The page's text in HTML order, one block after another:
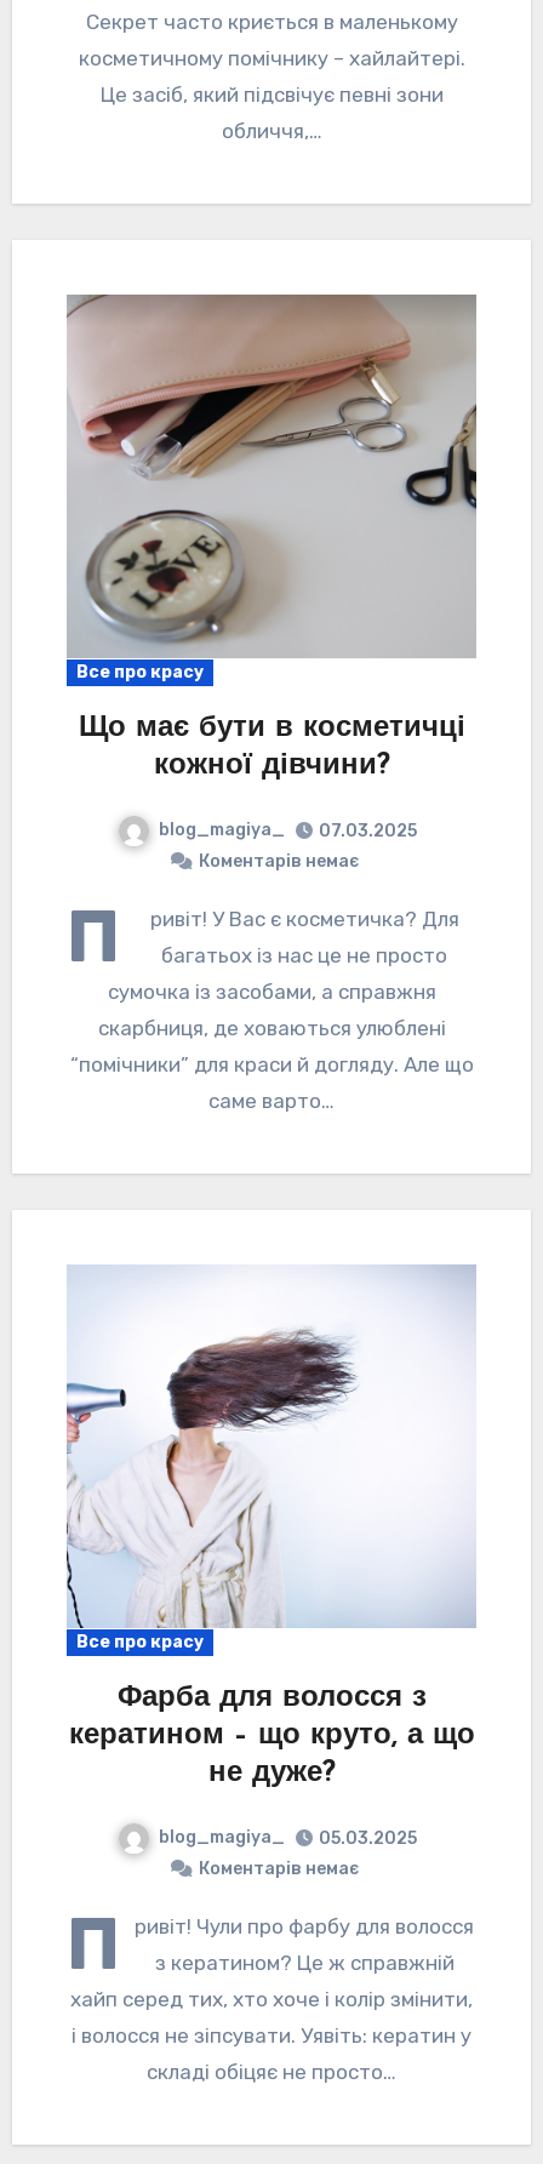
Секрет часто криється в маленькому
косметичному помічнику – хайлайтері.
Це засіб, який підсвічує певні зони
обличчя,…
Все про красу
Що має бути в косметичці
кожної дівчини?
blog_magiya_
07.03.2025
Коментарів немає
П
ривіт! У Вас є косметичка? Для
багатьох із нас це не просто
сумочка із засобами, а справжня
скарбниця, де ховаються улюблені
“помічники” для краси й догляду. Але що
саме варто…
Все про красу
Фарба для волосся з
кератином – що круто, а що
не дуже?
blog_magiya_
05.03.2025
Коментарів немає
П
ривіт! Чули про фарбу для волосся
з кератином? Це ж справжній
хайп серед тих, хто хоче і колір змінити,
і волосся не зіпсувати. Уявіть: кератин у
складі обіцяє не просто…